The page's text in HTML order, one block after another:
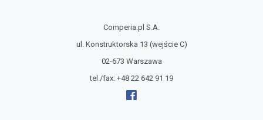
Comperia.pl S.A.
ul. Konstruktorska 13 (wejście C)
02-673 Warszawa
tel./fax: +48 22 642 91 19